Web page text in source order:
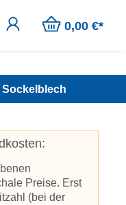
0,00 €*
Preise. Erst
(bei der